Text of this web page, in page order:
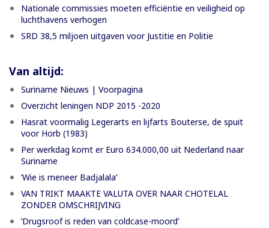
Nationale commissies moeten efficiëntie en veiligheid op
luchthavens verhogen
SRD 38,5 miljoen uitgaven voor Justitie en Politie
Van altijd:
Suriname Nieuws | Voorpagina
Overzicht leningen NDP 2015 -2020
Hasrat voormalig Legerarts en lijfarts Bouterse, de spuit
voor Horb (1983)
Per werkdag komt er Euro 634.000,00 uit Nederland naar
Suriname
‘Wie is meneer Badjalala’
VAN TRIKT MAAKTE VALUTA OVER NAAR CHOTELAL
ZONDER OMSCHRIJVING
’Drugsroof is reden van coldcase-moord’